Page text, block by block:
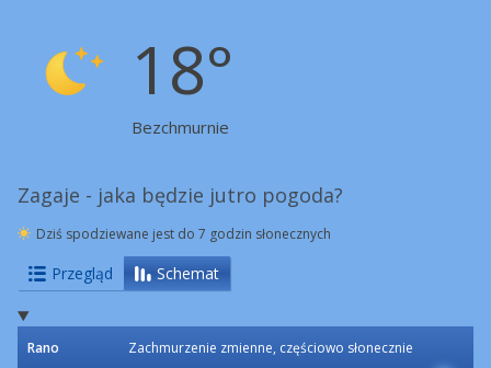
18°
Bezchmurnie
Zagaje - jaka będzie jutro pogoda?
Dziś spodziewane jest do 7 godzin słonecznych
Przegląd Schemat
Rano Zachmurzenie zmienne, częściowo słonecznie